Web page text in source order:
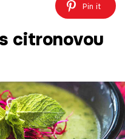
Pin it
citronovou